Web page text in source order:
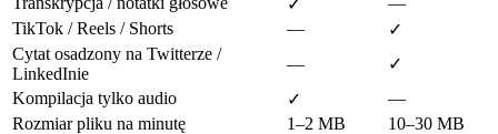
TikTok / Reels / Shorts
—
✓
Cytat osadzony na Twitterze /
LinkedInie
—
✓
Kompilacja tylko audio
✓
—
Rozmiar pliku na minutę
1–2 MB 10–30 MB